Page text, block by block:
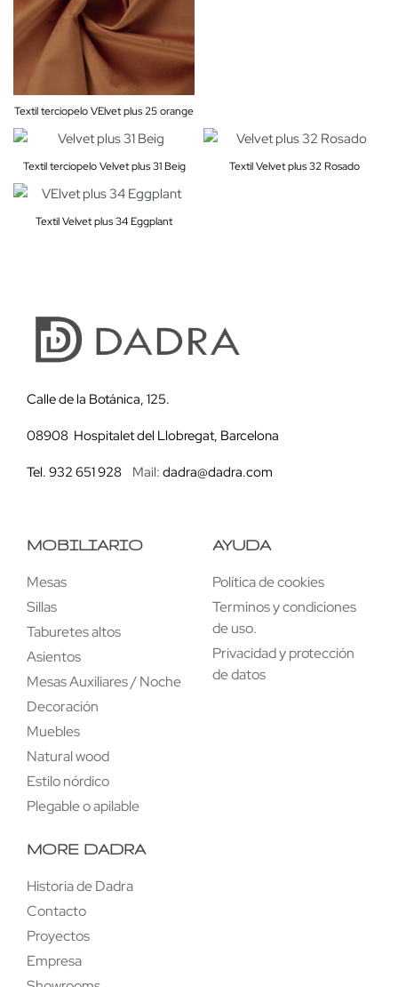
Textil terciopelo VElvet plus 25 orange
Textil terciopelo Velvet plus 31 Beig Textil Velvet plus 32 Rosado
Textil Velvet plus 34 Eggplant
Calle de la Botánica, 125.
08908 Hospitalet del Llobregat, Barcelona
Tel. 932 651 928 Mail: dadra@dadra.com
MOBILIARIO
Mesas
Sillas
Taburetes altos
Asientos
Mesas Auxiliares / Noche
Decoración
Muebles
Natural wood
Estilo nórdico
Plegable o apilable
AYUDA
Política de cookies
Terminos y condiciones
de uso.
Privacidad y protección
de datos
MORE DADRA
Historia de Dadra
Contacto
Proyectos
Empresa